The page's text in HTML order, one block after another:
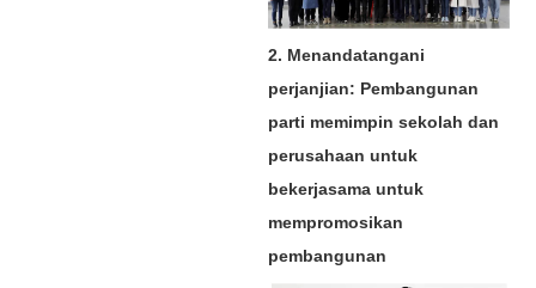
2. Menandatangani
perjanjian: Pembangunan
parti memimpin sekolah dan
perusahaan untuk
bekerjasama untuk
mempromosikan
pembangunan